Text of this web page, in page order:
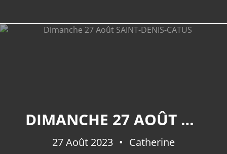
DIMANCHE 27 AOÛT SAINT-DENIS-CATUS
27 Août 2023 Catherine